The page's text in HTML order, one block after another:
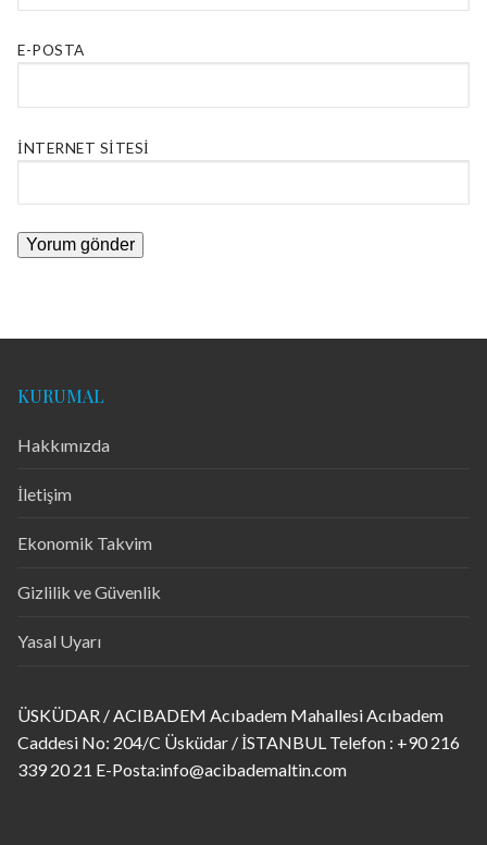
E-POSTA
İNTERNET SITESI
KURUMAL
Hakkımızda
İletişim
Ekonomik Takvim
Gizlilik ve Güvenlik
Yasal Uyarı
ÜSKÜDAR / ACIBADEM Acıbadem Mahallesi Acıbadem
Caddesi No: 204/C Üsküdar / İSTANBUL Telefon : +90 216
339 20 21 E-Posta:info@acibademaltin.com